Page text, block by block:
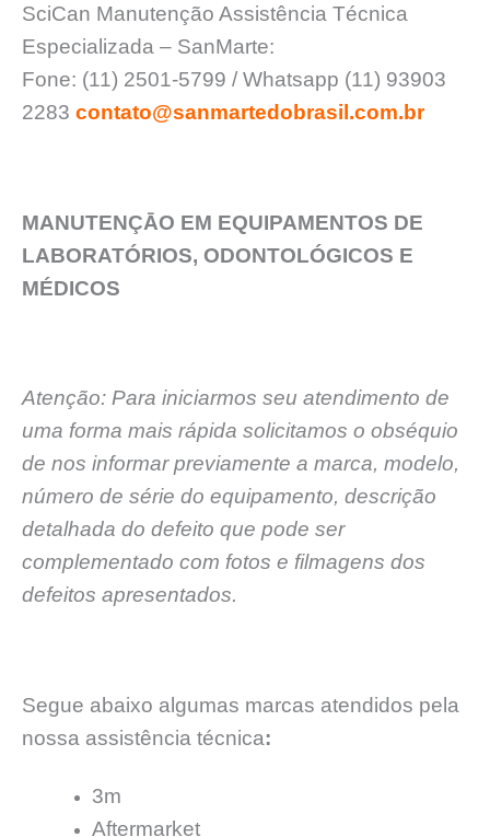
SciCan Manutenção Assistência Técnica
Especializada – SanMarte:
Fone: (11) 2501-5799 / Whatsapp (11) 93903
2283 contato@sanmartedobrasil.com.br
MANUTENÇĀO EM EQUIPAMENTOS DE
LABORATÓRIOS, ODONTOLÓGICOS E
MÉDICOS
Atenção: Para iniciarmos seu atendimento de
uma forma mais rápida solicitamos o obséquio
de nos informar previamente a marca, modelo,
número de série do equipamento, descrição
detalhada do defeito que pode ser
complementado com fotos e filmagens dos
defeitos apresentados.
Segue abaixo algumas marcas atendidos pela
nossa assistência técnica:
3m
Aftermarket